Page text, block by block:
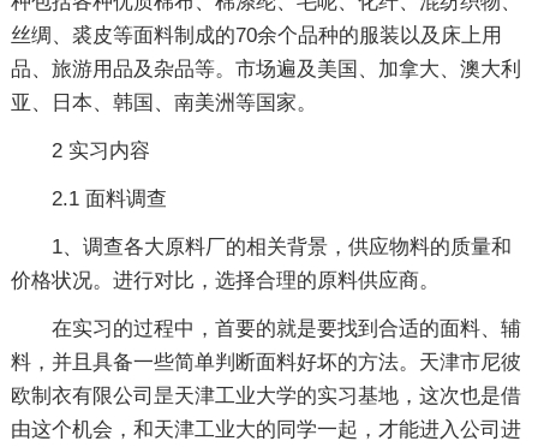
丝绸、裘皮等面料制成的70余个品种的服装以及床上用
品、旅游用品及杂品等。市场遍及美国、加拿大、澳大利
亚、日本、韩国、南美洲等国家。
2 实习内容
2.1 面料调查
1、调查各大原料厂的相关背景，供应物料的质量和
价格状况。进行对比，选择合理的原料供应商。
在实习的过程中，首要的就是要找到合适的面料、辅
料，并且具备一些简单判断面料好坏的方法。天津市尼彼
欧制衣有限公司昰天津工业大学的实习基地，这次也是借
由这个机会，和天津工业大的同学一起，才能进入公司进